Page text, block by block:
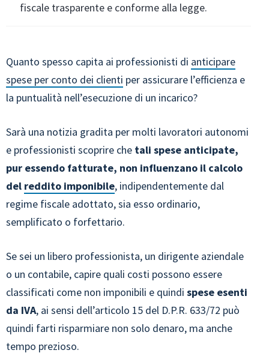
fiscale trasparente e conforme alla legge.
Quanto spesso capita ai professionisti di anticipare
spese per conto dei clienti per assicurare l’efficienza e
la puntualità nell’esecuzione di un incarico?
Sarà una notizia gradita per molti lavoratori autonomi
e professionisti scoprire che tali spese anticipate,
pur essendo fatturate, non influenzano il calcolo
del reddito imponibile, indipendentemente dal
regime fiscale adottato, sia esso ordinario,
semplificato o forfettario.
Se sei un libero professionista, un dirigente aziendale
o un contabile, capire quali costi possono essere
classificati come non imponibili e quindi spese esenti
da IVA, ai sensi dell’articolo 15 del D.P.R. 633/72 può
quindi farti risparmiare non solo denaro, ma anche
tempo prezioso.